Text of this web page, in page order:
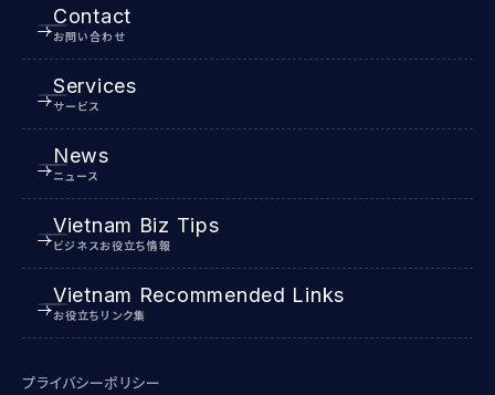
Contact
お問い合わせ
Services
サービス
News
ニュース
Vietnam Biz Tips
ビジネスお役立ち情報
Vietnam Recommended Links
お役立ちリンク集
プライバシーポリシー